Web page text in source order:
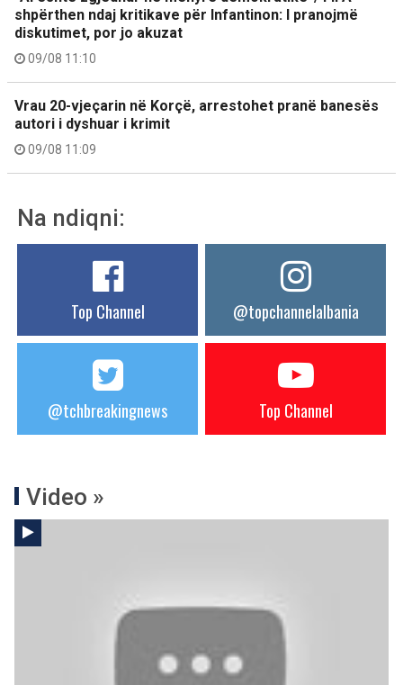
shpërthen ndaj kritikave për Infantinon: I pranojmë
diskutimet, por jo akuzat
09/08 11:10
Vrau 20-vjeçarin në Korçë, arrestohet pranë banesës
autori i dyshuar i krimit
09/08 11:09
Na ndiqni:
Top Channel @topchannelalbania
@tchbreakingnews Top Channel
Video »